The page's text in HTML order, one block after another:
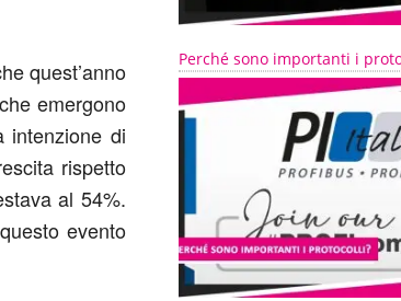
quest’anno
emergono
di
rispetto
al 54%.
evento
Perché sono importanti i